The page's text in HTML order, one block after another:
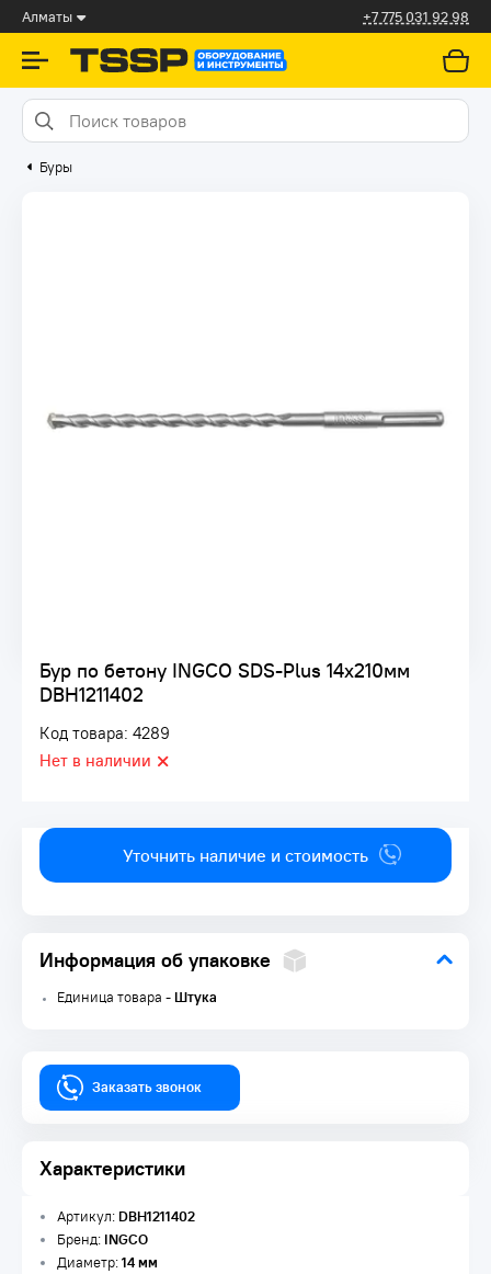
Алматы +7 775 031 92 98
Буры
Бур по бетону INGCO SDS-Plus 14х210мм
DBH1211402
Код товара: 4289
Нет в наличии
Уточнить наличие и стоимость
Информация об упаковке
Единица товара -Штука
Заказать звонок
Характеристики
Артикул:DBH1211402
Бренд: INGCO
Диаметр:14 мм